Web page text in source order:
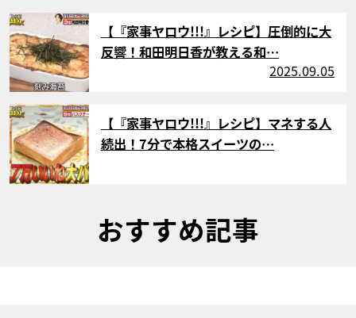
サムネイル
【『家事ヤロウ!!!』レシピ】圧倒的に大
反響！和田明日香が教える和…
2025.09.05
サムネイル
【『家事ヤロウ!!!』レシピ】マネする人
続出！7分で本格スイーツの…
おすすめ記事